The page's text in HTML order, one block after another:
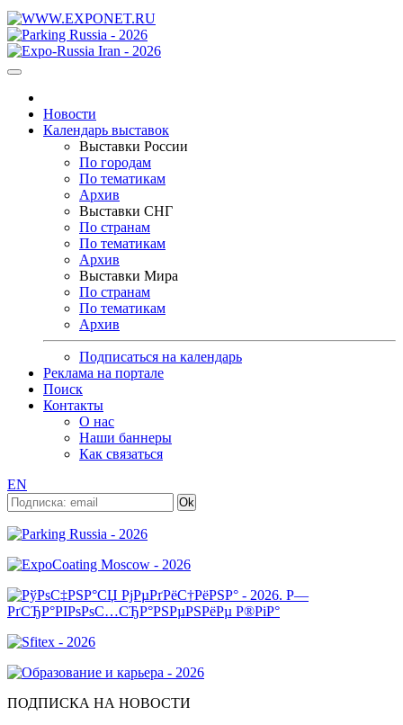
Новости
Календарь выставок
Выставки России
По городам
По тематикам
Архив
Выставки СНГ
По странам
По тематикам
Архив
Выставки Мира
По странам
По тематикам
Архив
Подписаться на календарь
Реклама на портале
Поиск
Контакты
О нас
Наши баннеры
Как связаться
EN
ПОДПИСКА НА НОВОСТИ